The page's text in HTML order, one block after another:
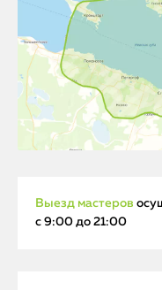
Выезд мастеров
с 9:00 до 21:00